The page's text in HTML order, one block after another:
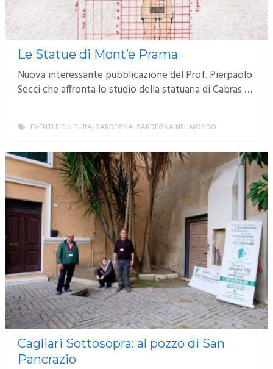
Le Statue di Mont’e Prama
Nuova interessante pubblicazione del Prof. Pierpaolo
Secci che affronta lo studio della statuaria di Cabras …
EVENTI E CULTURA, SARDEGNA, SARDEGNA NEL MONDO
Cagliari Sottosopra: al pozzo di San
Pancrazio